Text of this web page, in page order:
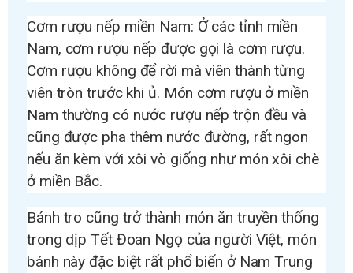
Cơm rượu nếp miền Nam: Ở các tỉnh miền
Nam, cơm rượu nếp được gọi là cơm rượu.
Cơm rượu không để rời mà viên thành từng
viên tròn trước khi ủ. Món cơm rượu ở miền
Nam thường có nước rượu nếp trộn đều và
cũng được pha thêm nước đường, rất ngon
nếu ăn kèm với xôi vò giống như món xôi chè
ở miền Bắc.
Bánh tro cũng trở thành món ăn truyền thống
trong dịp Tết Đoan Ngọ của người Việt, món
bánh này đặc biệt rất phổ biến ở Nam Trung